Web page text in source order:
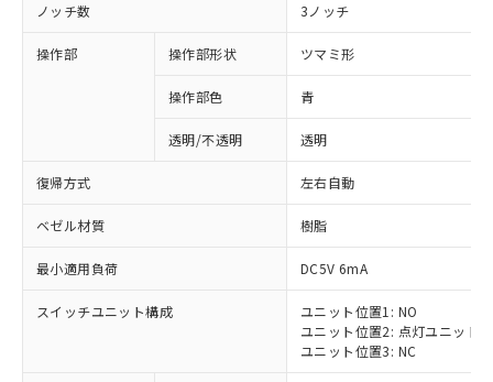
ノッチ数 3ノッチ
操作部 操作部形状 ツマミ形
操作部色 青
透明/不透明 透明
復帰方式 左右自動
ベゼル材質 樹脂
最小適用負荷 DC5V 6mA
スイッチユニット構成
ユニット位置1: NO
ユニット位置2: 点灯ユニット
ユニット位置3: NC